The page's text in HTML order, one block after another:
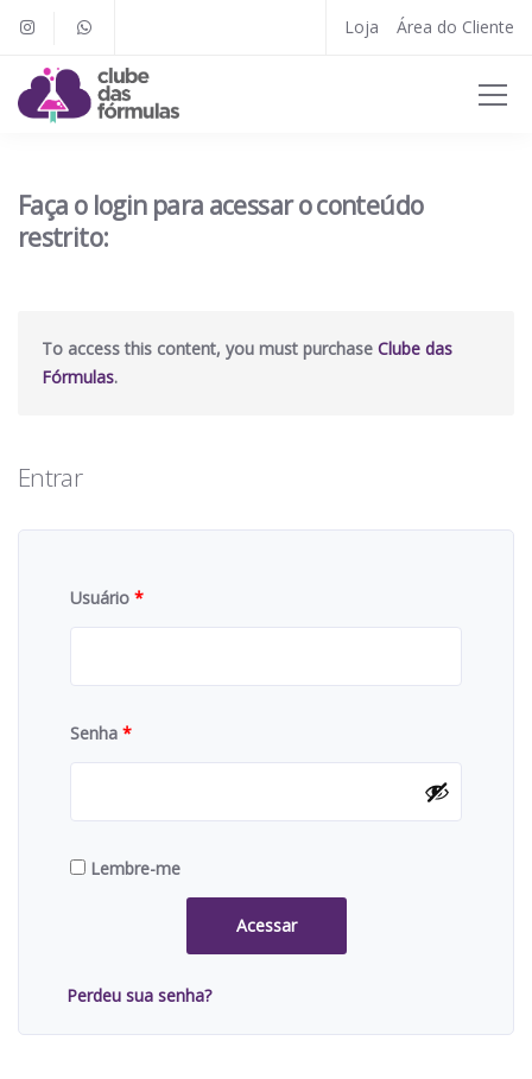
Loja Área do Cliente
Faça o login para acessar o conteúdo
restrito:
To access this content, you must purchase Clube das
Fórmulas.
Entrar
Usuário *
Senha *
Lembre-me
Acessar
Perdeu sua senha?